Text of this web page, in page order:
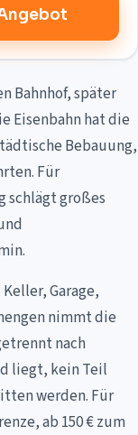
Bahnhof, später
Eisenbahn hat die
Bebauung,
Für
schlägt großes
Garage,
nimmt die
nach
liegt, kein Teil
werden. Für
ab 150 € zum